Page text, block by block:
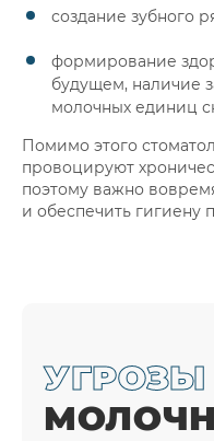
создание зубного
формирование
будущем, наличие
молочных единиц
Помимо этого
провоцируют
поэтому важно
и обеспечить гигиену
УГРОЗЫ